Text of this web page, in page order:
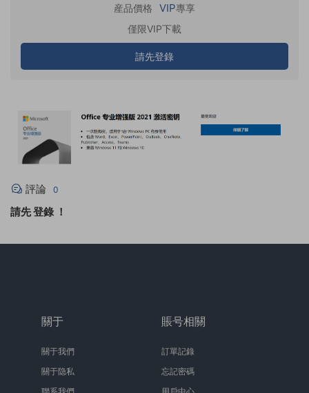
産品價格 VIP專享
僅限VIP下載
請先登錄
評論 0
請先登錄 ！
關于
關于我們
關于隐私
賬号相關
訂單記錄
忘記密碼